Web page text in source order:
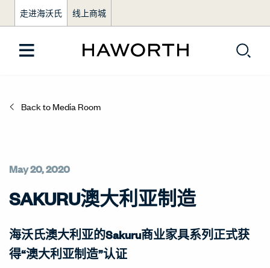
走进海沃氏 线上商城
Back to Media Room
May 20, 2020
SAKURU澳大利亚制造
海沃氏澳大利亚的Sakuru商业家具系列正式获
得“澳大利亚制造”认证